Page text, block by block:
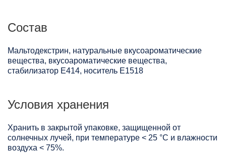
Состав
Мальтодекстрин, натуральные вкусоароматические
вещества, вкусоароматические вещества,
стабилизатор Е414, носитель Е1518
Условия хранения
Хранить в закрытой упаковке, защищенной от
солнечных лучей, при температуре < 25 °C и влажности
воздуха < 75%.